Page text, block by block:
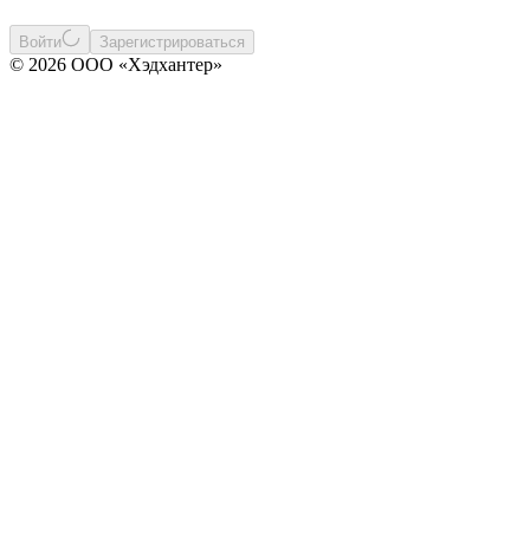
Войти Зарегистрироваться
© 2026 ООО «Хэдхантер»